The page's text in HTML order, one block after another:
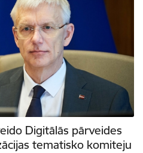
Digitālās pārveides
tematisko komiteju